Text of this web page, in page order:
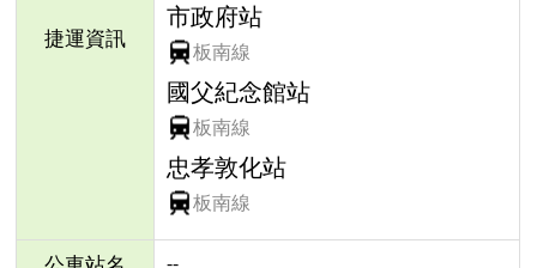
捷運資訊
市政府站
板南線
國父紀念館站
板南線
忠孝敦化站
板南線